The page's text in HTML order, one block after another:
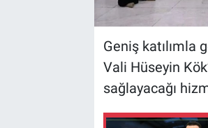
Geniş katılımla
Vali Hüseyin
sağlayacağı